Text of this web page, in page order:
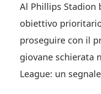
Al Phillips Stadion
obiettivo
proseguire con il
giovane schierata
League: un